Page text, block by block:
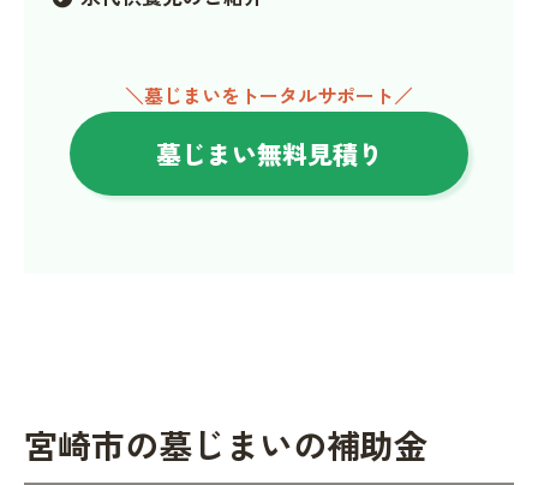
＼墓じまいをトータルサポート／
墓じまい無料見積り
宮崎市の墓じまいの補助金